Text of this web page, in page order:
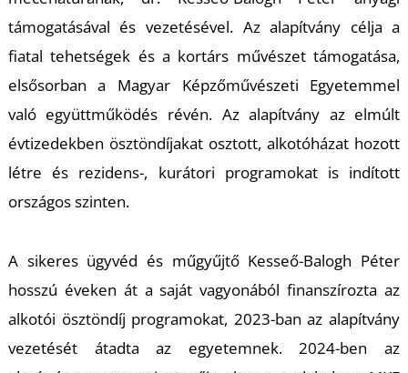
támogatásával és vezetésével. Az alapítvány célja a
fiatal tehetségek és a kortárs művészet támogatása,
elsősorban a Magyar Képzőművészeti Egyetemmel
való együttműködés révén. Az alapítvány az elmúlt
évtizedekben ösztöndíjakat osztott, alkotóházat hozott
létre és rezidens-, kurátori programokat is indított
országos szinten.
A sikeres ügyvéd és műgyűjtő Kesseő-Balogh Péter
hosszú éveken át a saját vagyonából finanszírozta az
alkotói ösztöndíj programokat, 2023-ban az alapítvány
vezetését átadta az egyetemnek. 2024-ben az